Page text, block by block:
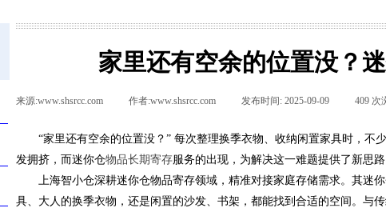
家里还有空余的位置没？
来源:www.shsrcc.com 作者:www.shsrcc.com 发布时间: 2025-09-09 409 次
“家里还有空余的位置没？” 每次整理换季衣物、收纳闲置家具时，
发拥挤，而迷你仓物品长期寄存服务的出现，为解决这一难题提供了新思
上海智小仓深耕迷你仓物品寄存领域，精准对接家庭存储需求。其迷
具、大人的换季衣物，还是闲置的沙发、书架，都能找到合适的空间。与